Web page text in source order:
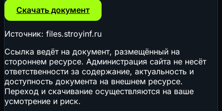
Скачать документ
Источник: files.stroyinf.ru
Ссылка ведёт на документ, размещённый на
стороннем ресурсе. Администрация сайта не несёт
ответственности за содержание, актуальность и
доступность документа на внешнем ресурсе.
Переход и скачивание осуществляются на ваше
усмотрение и риск.